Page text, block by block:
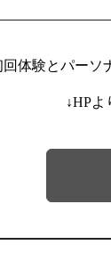
回体験とパーソ
↓HP